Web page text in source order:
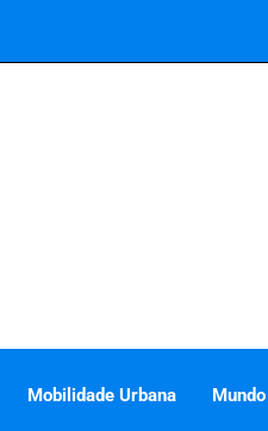
Mobilidade Urbana Mundo